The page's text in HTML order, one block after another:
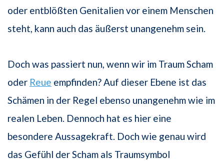
oder entblößten Genitalien vor einem Menschen
steht, kann auch das äußerst unangenehm sein.
Doch was passiert nun, wenn wir im Traum Scham
oder Reue empfinden? Auf dieser Ebene ist das
Schämen in der Regel ebenso unangenehm wie im
realen Leben. Dennoch hat es hier eine
besondere Aussagekraft. Doch wie genau wird
das Gefühl der Scham als Traumsymbol